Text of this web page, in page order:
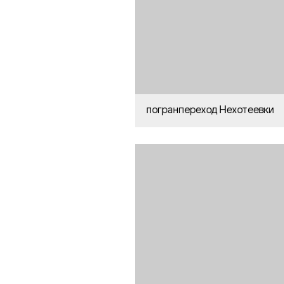
погранпереход Нехотеевки